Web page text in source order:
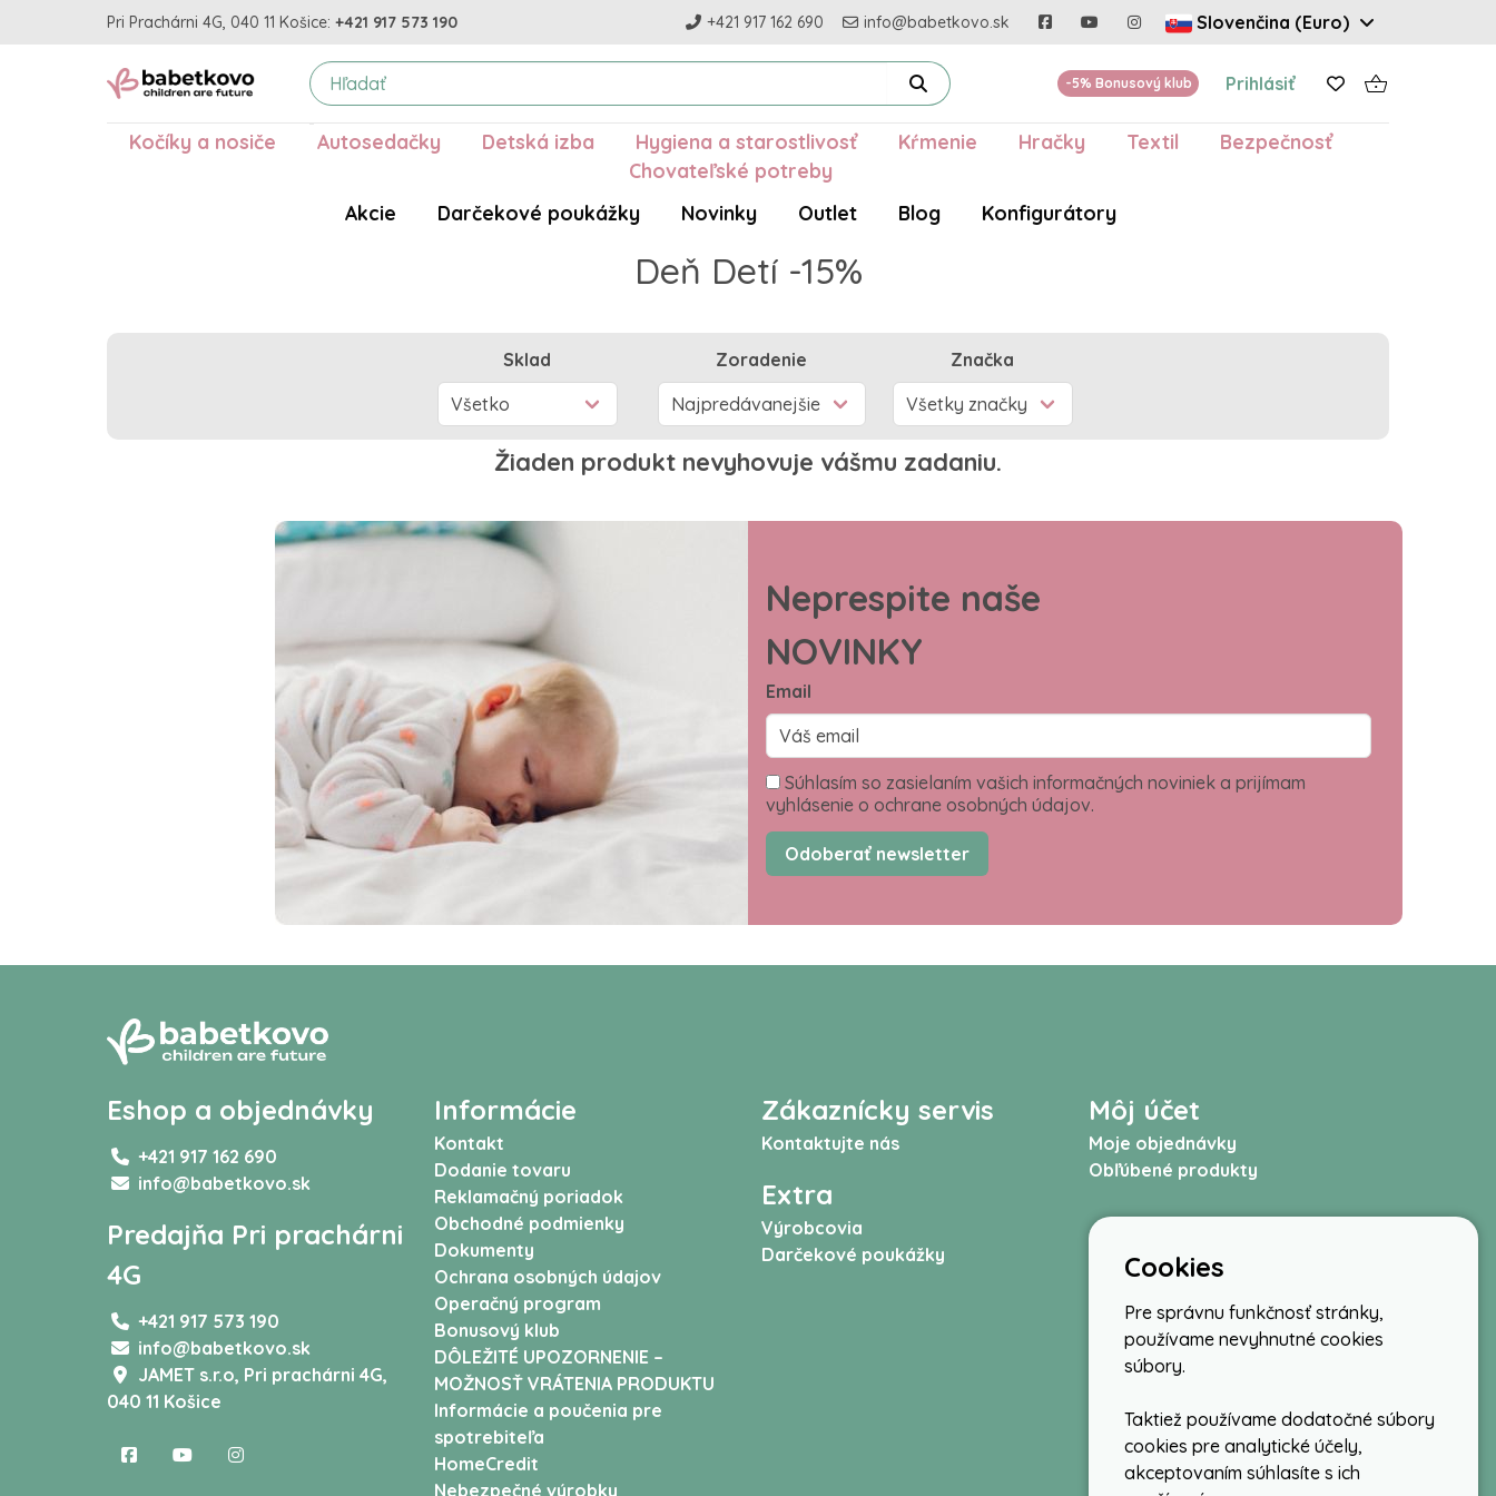
Pri Prachárni 4G, 040 11 Košice: +421 917 573 190 +421 917 162 690 info@babetkovo.sk Slovenčina (Euro)
-5% Bonusový klub Prihlásiť
Kočíky a nosiče Autosedačky Detská izba Hygiena a starostlivosť Kŕmenie Hračky Textil
Bezpečnosť
Chovateľské potreby
Akcie
Darčekové poukážky Novinky Outlet Blog Konfigurátory
Deň Detí -15%
Sklad Zoradenie Značka
Žiaden produkt nevyhovuje vášmu zadaniu.
Neprespite naše
NOVINKY
Email
Súhlasím so zasielaním vašich informačných noviniek a prijímam
vyhlásenie o ochrane osobných údajov.
Odoberať newsletter
Eshop a objednávky
+421 917 162 690
info@babetkovo.sk
Predajňa Pri prachárni
4G
+421 917 573 190
info@babetkovo.sk
JAMET s.r.o, Pri prachárni 4G,
040 11 Košice
Informácie
Kontakt
Dodanie tovaru
Reklamačný poriadok
Obchodné podmienky
Dokumenty
Ochrana osobných údajov
Operačný program
Bonusový klub
DÔLEŽITÉ UPOZORNENIE –
MOŽNOSŤ VRÁTENIA PRODUKTU
Informácie a poučenia pre
spotrebiteľa
HomeCredit
Nebezpečné výrobky
Zákaznícky servis
Kontaktujte nás
Extra
Výrobcovia
Darčekové poukážky
Môj účet
Moje objednávky
Obľúbené produkty
Cookies
Pre správnu funkčnosť stránky,
používame nevyhnutné cookies
súbory.
Taktiež používame dodatočné súbory
cookies pre analytické účely,
akceptovaním súhlasíte s ich